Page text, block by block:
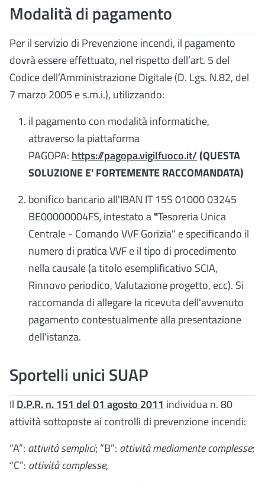
Modalità di pagamento
Per il servizio di Prevenzione incendi, il pagamento
dovrà essere effettuato, nel rispetto dell’art. 5 del
Codice dell’Amministrazione Digitale (D. Lgs. N.82, del
7 marzo 2005 e s.m.i.), utilizzando:
il pagamento con modalità informatiche,
attraverso la piattaforma
PAGOPA: https://pagopa.vigilfuoco.it/(QUESTA
SOLUZIONE E' FORTEMENTE RACCOMANDATA)
bonifico bancario all'IBAN IT 15S 01000 03245
BE00000004FS,intestato a"Tesoreria Unica
Centrale - Comando VVF Gorizia" e specificando il
numero di pratica VVF e il tipo di procedimento
nella causale (a titolo esemplificativo SCIA,
Rinnovo periodico, Valutazione progetto, ecc). Si
raccomanda di allegare la ricevuta dell'avvenuto
pagamento contestualmente alla presentazione
dell'istanza.
Sportelli unici SUAP
Il D.P.R. n. 151 del 01 agosto 2011 individua n. 80
attività sottoposte ai controlli di prevenzione incendi:
“A”: attività semplici; “B”: attività mediamente complesse;
“C”: attività complesse,